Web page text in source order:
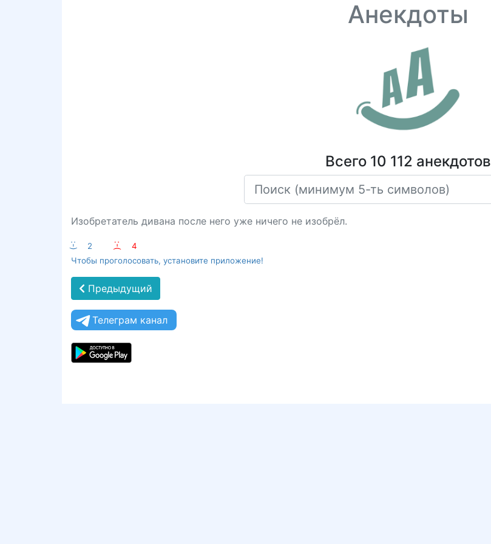
Анекдоты
Всего 10 112 анекдотов
Изобретатель дивана после него уже ничего не изобрёл.
:-) 2 :-(
4
Чтобы проголосовать, установите приложение!
Предыдущий
Телеграм канал